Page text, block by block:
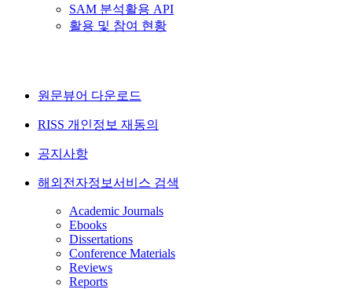
SAM 분석활용 API
활용 및 참여 현황
원문뷰어 다운로드
RISS 개인정보 재동의
공지사항
해외전자정보서비스 검색
Academic Journals
Ebooks
Dissertations
Conference Materials
Reviews
Reports